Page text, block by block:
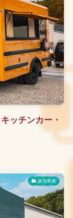
ッチンカー・
販売車両